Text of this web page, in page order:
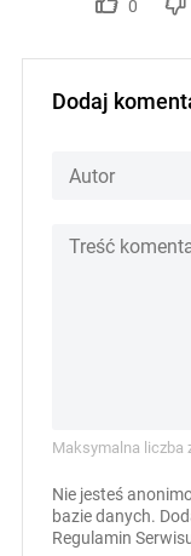
0
Dodaj
Maksymalna liczba
Nie jesteś
bazie danych.
Regulamin